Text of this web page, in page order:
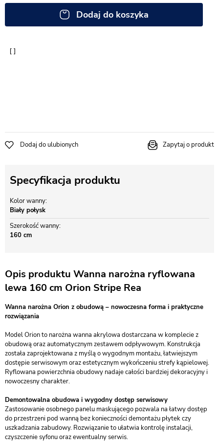
Dodaj do koszyka
Dodaj do ulubionych Zapytaj o produkt
Specyfikacja produktu
Kolor wanny
Biały połysk
Szerokość wanny
160 cm
Opis produktu Wanna narożna ryflowana
lewa 160 cm Orion Stripe Rea
Wanna narożna Orion z obudową – nowoczesna forma i praktyczne
rozwiązania
Model Orion to narożna wanna akrylowa dostarczana w komplecie z
obudową oraz automatycznym zestawem odpływowym. Konstrukcja
została zaprojektowana z myślą o wygodnym montażu, łatwiejszym
dostępie serwisowym oraz estetycznym wykończeniu strefy kąpielowej.
Ryflowana powierzchnia obudowy nadaje całości bardziej dekoracyjny i
nowoczesny charakter.
Demontowalna obudowa i wygodny dostęp serwisowy
Zastosowanie osobnego panelu maskującego pozwala na łatwy dostęp
do przestrzeni pod wanną bez konieczności demontażu płytek czy
uszkadzania zabudowy. Rozwiązanie to ułatwia kontrolę instalacji,
czyszczenie syfonu oraz ewentualny serwis.